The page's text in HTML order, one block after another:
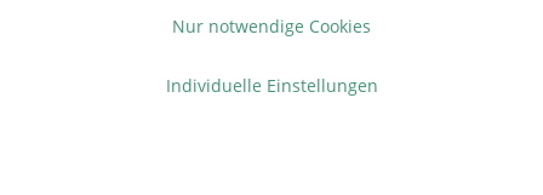
Nur notwendige Cookies
Individuelle Einstellungen